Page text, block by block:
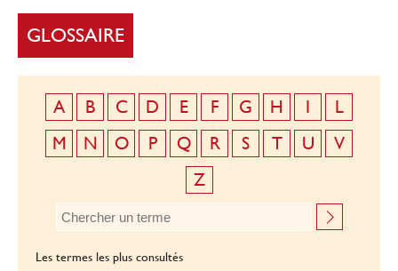
GLOSSAIRE
A B C D E F G H I
L
M
N O P Q R S T U
V
Z
Les termes les plus consultés